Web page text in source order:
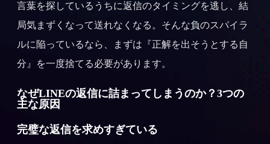
言葉を探しているうちに返信のタイミングを逃し、結
局気まずくなって送れなくなる。そんな負のスパイラ
ルに陥っているなら、まずは『正解を出そうとする自
分』を一度捨てる必要があります。
なぜLINEの返信に詰まってしまうのか？3つの
主な原因
完璧な返信を求めすぎている